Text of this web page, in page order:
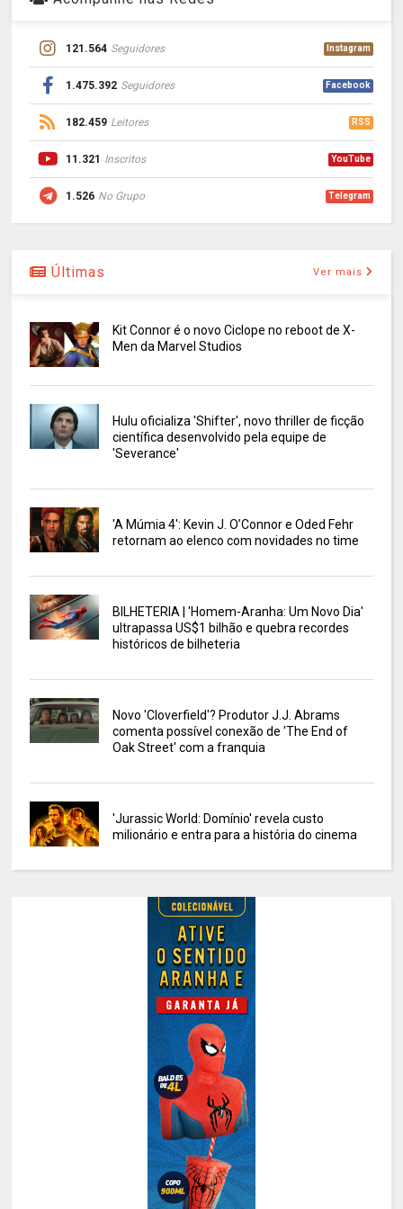
121.564 Seguidores Instagram
1.475.392 Seguidores Facebook
182.459 Leitores RSS
11.321 Inscritos YouTube
1.526 No Grupo Telegram
Últimas Ver mais
Kit Connor é o novo Ciclope no reboot de X-
Men da Marvel Studios
Hulu oficializa 'Shifter', novo thriller de ficção
científica desenvolvido pela equipe de
'Severance'
'A Múmia 4': Kevin J. O’Connor e Oded Fehr
retornam ao elenco com novidades no time
BILHETERIA | 'Homem-Aranha: Um Novo Dia'
ultrapassa US$1 bilhão e quebra recordes
históricos de bilheteria
Novo 'Cloverfield'? Produtor J.J. Abrams
comenta possível conexão de 'The End of
Oak Street' com a franquia
'Jurassic World: Domínio' revela custo
milionário e entra para a história do cinema